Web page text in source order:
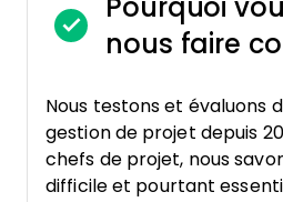
Pourquoi
nous faire
Nous testons et évaluons
gestion de projet depuis
chefs de projet, nous
difficile et pourtant